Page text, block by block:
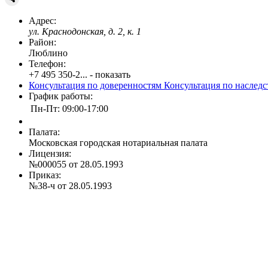
Адрес:
ул. Краснодонская, д. 2, к. 1
Район:
Люблино
Телефон:
+7 495 350-2... - показать
Консультация по доверенностям Консультация по
График работы:
Пн-Пт: 09:00-17:00
Палата:
Московская городская нотариальная палата
Лицензия:
№000055 от 28.05.1993
Приказ:
№38-ч от 28.05.1993